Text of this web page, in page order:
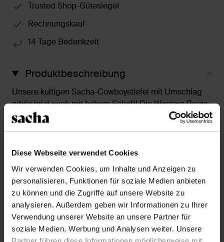
Diese Webseite verwendet Cookies
Wir verwenden Cookies, um Inhalte und Anzeigen zu
personalisieren, Funktionen für soziale Medien anbieten
zu können und die Zugriffe auf unsere Website zu
analysieren. Außerdem geben wir Informationen zu Ihrer
Verwendung unserer Website an unsere Partner für
soziale Medien, Werbung und Analysen weiter. Unsere
Trusted Shop-Gütesiegel
Rechnungskauf
14 Tage Bedenkzeit
Produktbeschreibung
Unsere kultigen Sacha-Cowboystiefel mit Umschlag
gibt's jetzt auch mit hohem Schaft! Die Western Boots
sind vollständig aus Leder gearbeitet, haben einen 6
den passenden Produkten.
Produktdetails
Lieferung & Rücksendung